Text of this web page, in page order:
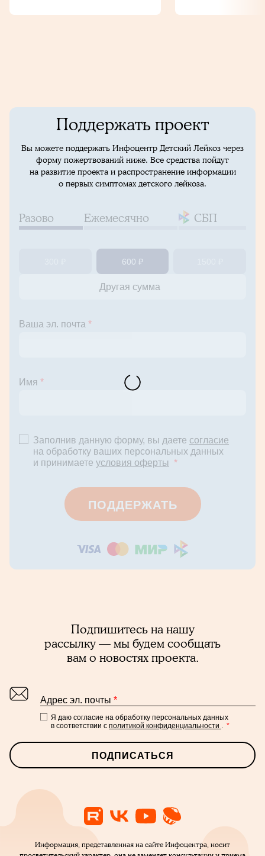
Поддержать проект
Вы можете поддержать Инфоцентр Детский Лейкоз через
форму пожертвований ниже. Все средства пойдут
на развитие проекта и распространение информации
о первых симптомах детского лейкоза.
Разово Ежемесячно СБП
600 ₽
Ваша эл. почта *
Имя *
Заполнив данную форму, вы даете согласие
на обработку ваших персональных данных
и принимаете условия оферты *
ПОДДЕРЖАТЬ
Подпишитесь на нашу
рассылку — мы будем сообщать
вам о новостях проекта.
Адрес эл. почты *
Я даю согласие на обработку персональных данных
в соответствии с политикой конфиденциальности . *
ПОДПИСАТЬСЯ
Информация, представленная на сайте Инфоцентра, носит